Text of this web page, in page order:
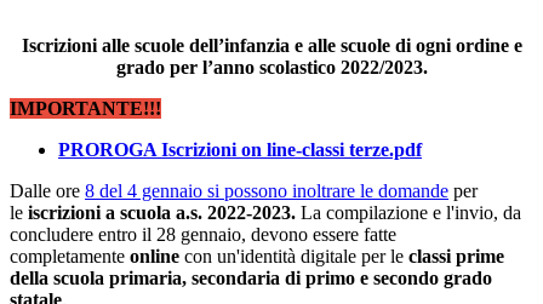
Iscrizioni alle scuole dell’infanzia e alle scuole di ogni ordine e
grado per l’anno scolastico 2022/2023.
IMPORTANTE!!!
PROROGA Iscrizioni on line-classi terze.pdf
Dalle ore 8 del 4 gennaio si possono inoltrare le domande per
le iscrizioni a scuola a.s. 2022-2023. La compilazione e l'invio, da
concludere entro il 28 gennaio, devono essere fatte
completamente online con un'identità digitale per le classi prime
della scuola primaria, secondaria di primo e secondo grado